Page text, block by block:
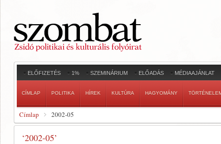
ELŐFIZETÉS 1% SZEMINÁRIUM ELŐADÁS MÉDIAAJÁNLAT
CÍMLAP POLITIKA HÍREK KULTÚRA HAGYOMÁNY
Címlap 2002-05
‘2002-05’